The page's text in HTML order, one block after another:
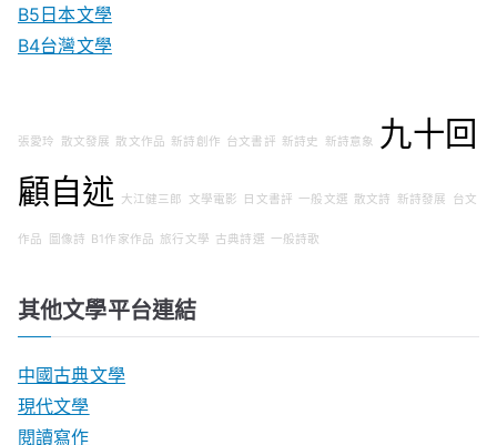
B5日本文學
B4台灣文學
張愛玲 散文發展 散文作品 新詩創作 台文書評 新詩史 新詩意象
九十回
顧自述
大江健三郎 文學電影 日文書評 一般文選 散文詩 新詩發展 台文
作品 圖像詩 B1作家作品 旅行文學 古典詩選 一般詩歌
其他文學平台連結
中國古典文學
現代文學
閱讀寫作